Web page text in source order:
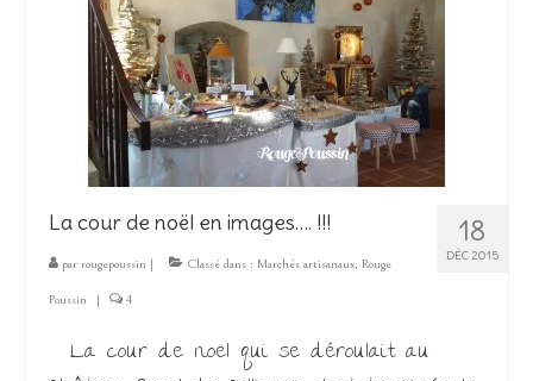
18
DÉC 2015
La cour de noël en images…. !!!
par rougepoussin | Classé dans : Marchés artisanaux, Rouge
Poussin | 4
La cour de noël qui se déroulait au